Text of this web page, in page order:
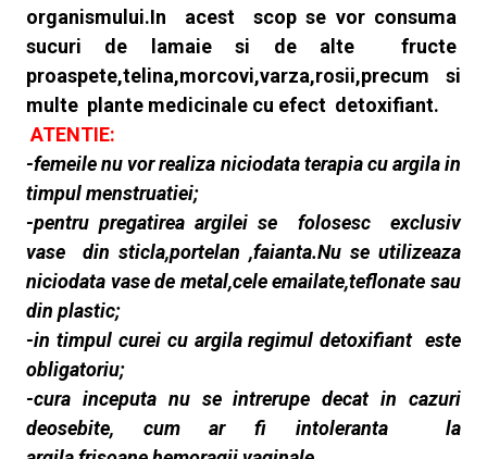
organismului.In acest scop se vor consuma
sucuri de lamaie si de alte fructe
proaspete,telina,morcovi,varza,rosii,precum si
multe plante medicinale cu efect detoxifiant.
ATENTIE:
-femeile nu vor realiza niciodata terapia cu argila in
timpul menstruatiei;
-pentru pregatirea argilei se folosesc exclusiv
vase din sticla,portelan ,faianta.Nu se utilizeaza
niciodata vase de metal,cele emailate,teflonate sau
din plastic;
-in timpul curei cu argila regimul detoxifiant este
obligatoriu;
-cura inceputa nu se intrerupe decat in cazuri
deosebite, cum ar fi intoleranta la